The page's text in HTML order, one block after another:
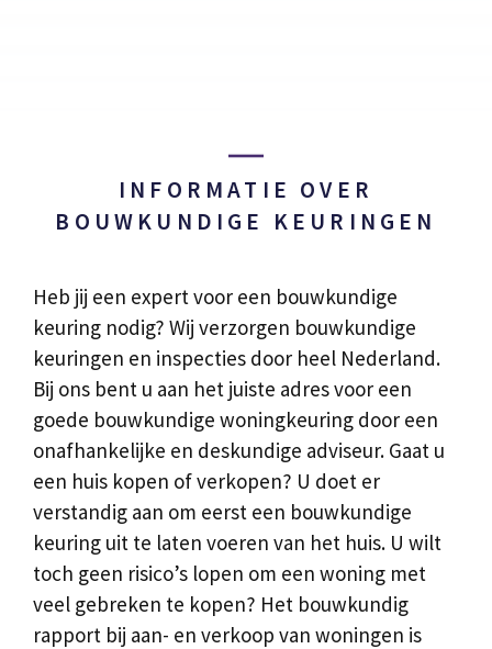
INFORMATIE OVER
BOUWKUNDIGE KEURINGEN
Heb jij een expert voor een bouwkundige
keuring nodig? Wij verzorgen bouwkundige
keuringen en inspecties door heel Nederland.
Bij ons bent u aan het juiste adres voor een
goede bouwkundige woningkeuring door een
onafhankelijke en deskundige adviseur. Gaat u
een huis kopen of verkopen? U doet er
verstandig aan om eerst een bouwkundige
keuring uit te laten voeren van het huis. U wilt
toch geen risico’s lopen om een woning met
veel gebreken te kopen? Het bouwkundig
rapport bij aan- en verkoop van woningen is